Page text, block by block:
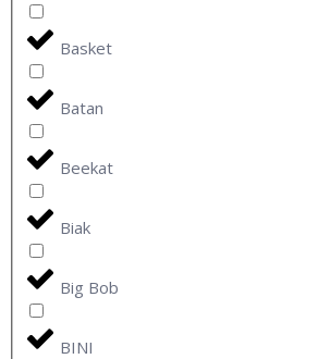
Basket
Batan
Beekat
Biak
Big Bob
BINI